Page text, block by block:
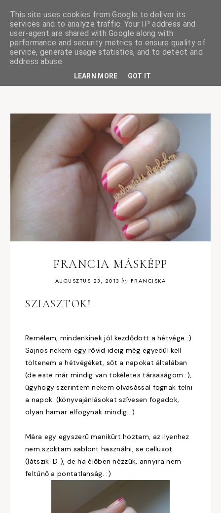
ciskaságok
FRANCIA MÁSKÉPP
AUGUSZTUS 23, 2013 by FRANCISKA
SZIASZTOK!
Remélem, mindenkinek jól kezdődött a hétvége :)
Sajnos nekem egy rövid ideig még egyedül kell
töltenem a hétvégéket, sőt a napokat általában
(de este már mindig van tökéletes társaságom :),
úgyhogy szerintem nekem olvasással fognak telni
a napok. (könyvajánlásokat szívesen fogadok,
olyan hamar elfogynak mindig...)
Mára egy egyszerű manikűrt hoztam, az ilyenhez
nem szoktam sablont használni, se celluxot
(látszik :D ), de ha élőben nézzük, annyira nem
feltűnő a pontatlanság. :)
This site uses cookies from Google to deliver its
services and to analyze traffic. Your IP address and
user-agent are shared with Google along with
performance and security metrics to ensure quality of
service, generate usage statistics, and to detect and
address abuse.
LEARN MORE GOT IT